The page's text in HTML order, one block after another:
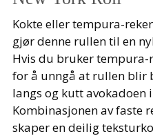
Kokte eller tempura-
gjør denne rullen til en
Hvis du bruker tempura-
for å unngå at rullen blir
langs og kutt avokadoen
Kombinasjonen av faste
skaper en deilig